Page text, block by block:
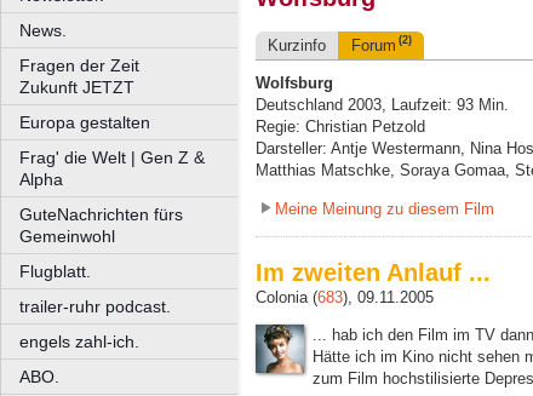
News.
Fragen der Zeit
Zukunft JETZT
Europa gestalten
Frag' die Welt | Gen Z &
Alpha
GuteNachrichten fürs
Gemeinwohl
Flugblatt.
trailer-ruhr podcast.
engels zahl-ich.
ABO.
Kurzinfo Forum (2)
Wolfsburg
Deutschland 2003, Laufzeit: 93 Min.
Regie: Christian Petzold
Darsteller: Antje Westermann, Nina
Matthias Matschke, Soraya Gomaa,
Meine Meinung zu diesem Film
Im zweiten Anlauf ...
Colonia (683), 09.11.2005
... hab ich den Film im TV
Hätte ich im Kino nicht sehen
zum Film hochstilisierte